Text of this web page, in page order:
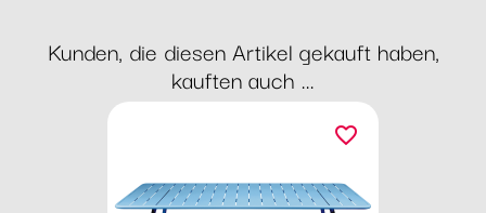
Kunden, die diesen Artikel gekauft haben,
kauften auch ...
favorite_border